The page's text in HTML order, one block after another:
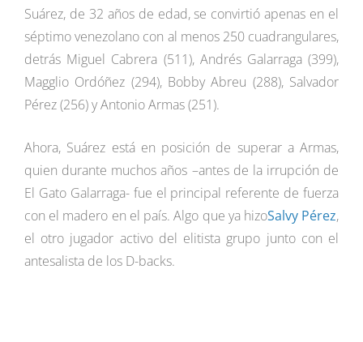
Suárez, de 32 años de edad, se convirtió apenas en el
séptimo venezolano con al menos 250 cuadrangulares,
detrás Miguel Cabrera (511), Andrés Galarraga (399),
Magglio Ordóñez (294), Bobby Abreu (288), Salvador
Pérez (256) y Antonio Armas (251).
Ahora, Suárez está en posición de superar a Armas,
quien durante muchos años –antes de la irrupción de
El Gato Galarraga- fue el principal referente de fuerza
con el madero en el país. Algo que ya hizoSalvy Pérez,
el otro jugador activo del elitista grupo junto con el
antesalista de los D-backs.